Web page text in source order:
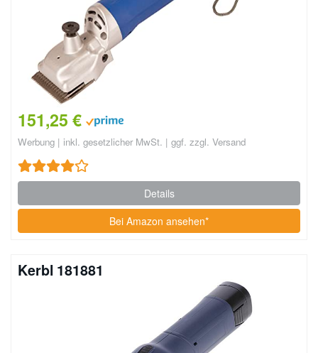
151,25 €
Werbung | inkl. gesetzlicher MwSt. | ggf. zzgl. Versand
Details
Bei Amazon ansehen*
Kerbl 181881